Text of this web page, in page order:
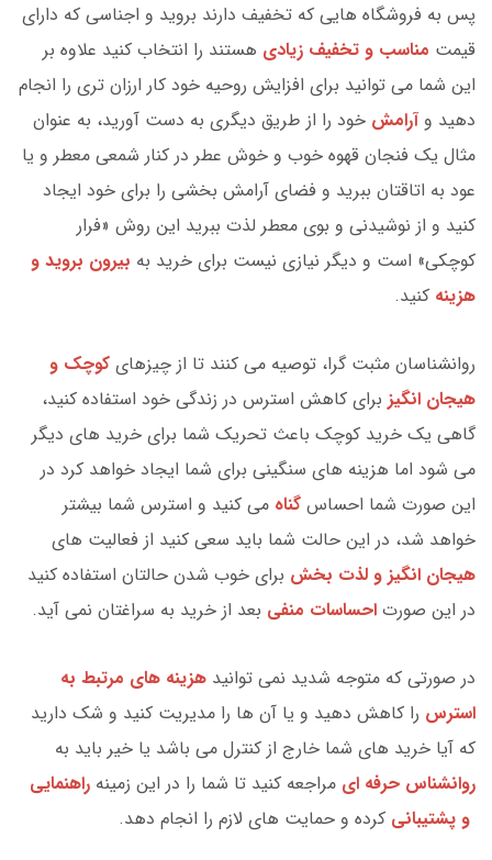
پس به فروشگاه هایی که تخفیف دارند بروید و اجناسی که دارای
قیمت مناسب و تخفیف زیادی هستند را انتخاب کنید علاوه بر
این شما می توانید برای افزایش روحیه خود کار ارزان تری را انجام
دهید و آرامش خود را از طریق دیگری به دست آورید، به عنوان
مثال یک فنجان قهوه خوب و خوش عطر در کنار شمعی معطر و یا
عود به اتاقتان ببرید و فضای آرامش بخشی را برای خود ایجاد
کنید و از نوشیدنی و بوی معطر لذت ببرید این روش «فرار
کوچکی» است و دیگر نیازی نیست برای خرید به بیرون بروید و
هزینه کنید.
روانشناسان مثبت گرا، توصیه می کنند تا از چیزهای کوچک و
هیجان انگیز برای کاهش استرس در زندگی خود استفاده کنید،
گاهی یک خرید کوچک باعث تحریک شما برای خرید های دیگر
می شود اما هزینه های سنگینی برای شما ایجاد خواهد کرد در
این صورت شما احساس گناه می کنید و استرس شما بیشتر
خواهد شد، در این حالت شما باید سعی کنید از فعالیت های
هیجان انگیز و لذت بخش برای خوب شدن حالتان استفاده کنید
در این صورت احساسات منفی بعد از خرید به سراغتان نمی آید.
در صورتی که متوجه شدید نمی توانید هزینه های مرتبط به
استرس را کاهش دهید و یا آن ها را مدیریت کنید و شک دارید
که آیا خرید های شما خارج از کنترل می باشد یا خیر باید به
روانشناس حرفه ای مراجعه کنید تا شما را در این زمینه راهنمایی
و پشتیبانی کرده و حمایت های لازم را انجام دهد.